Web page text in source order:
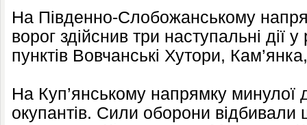
На Південно-Слобожанському
ворог здійснив три наступальні дії
пунктів Вовчанські Хутори,
На Куп’янському напрямку минулої
окупантів. Сили оборони відбивали